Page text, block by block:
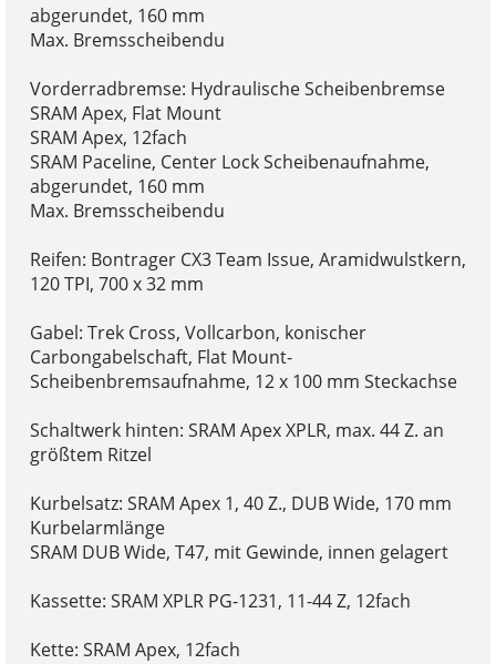
abgerundet, 160 mm
Max. Bremsscheibendu
Vorderradbremse: Hydraulische Scheibenbremse
SRAM Apex, Flat Mount
SRAM Apex, 12fach
SRAM Paceline, Center Lock Scheibenaufnahme,
abgerundet, 160 mm
Max. Bremsscheibendu
Reifen: Bontrager CX3 Team Issue, Aramidwulstkern,
120 TPI, 700 x 32 mm
Gabel: Trek Cross, Vollcarbon, konischer
Carbongabelschaft, Flat Mount-
Scheibenbremsaufnahme, 12 x 100 mm Steckachse
Schaltwerk hinten: SRAM Apex XPLR, max. 44 Z. an
größtem Ritzel
Kurbelsatz: SRAM Apex 1, 40 Z., DUB Wide, 170 mm
Kurbelarmlänge
SRAM DUB Wide, T47, mit Gewinde, innen gelagert
Kassette: SRAM XPLR PG-1231, 11-44 Z, 12fach
Kette: SRAM Apex, 12fach